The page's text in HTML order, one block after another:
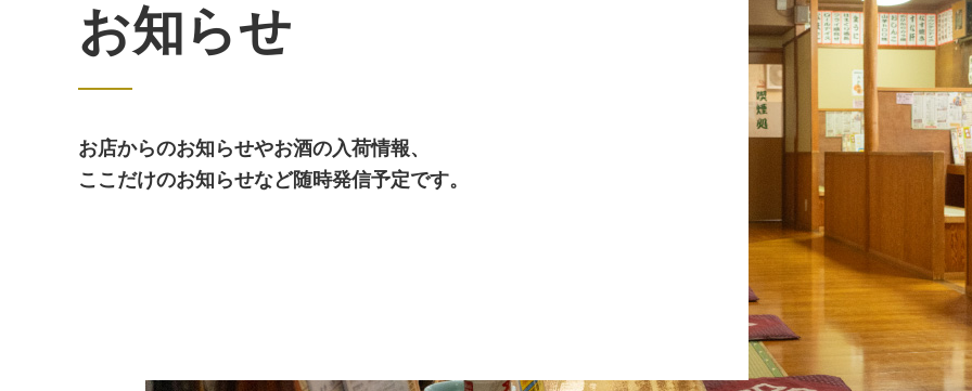
お知らせ
お店からのお知らせやお酒の入荷情報、
ここだけのお知らせなど随時発信予定です。